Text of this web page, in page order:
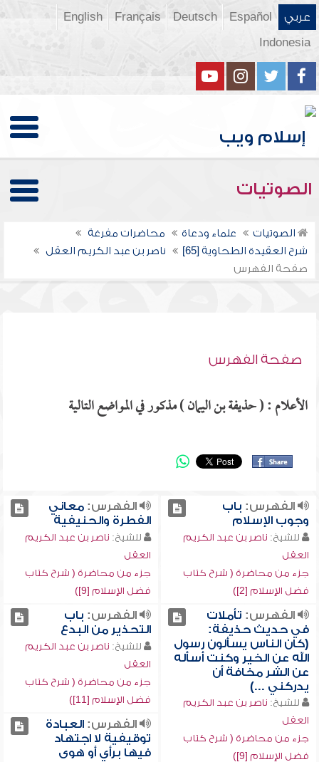
عربي Español
Deutsch
Français
English
Indonesia
الصوتيات
الصوتيات علماء ودعاة
محاضرات مفرغة
شرح العقيدة الطحاوية [65]
ناصر بن عبد الكريم العقل
صفحة الفهرس
صفحة الفهرس
الأعلام : ( حذيفة بن اليمان ) مذكور في المواضع التالية
الفهرس: باب
وجوب الإسلام
للشيخ: ناصر بن عبد الكريم
العقل
جزء من محاضرة ( شرح كتاب
فضل الإسلام [2])
الفهرس:معاني
الفطرة والحنيفية
للشيخ: ناصر بن عبد الكريم
العقل
جزء من محاضرة ( شرح كتاب
فضل الإسلام [9])
الفهرس: تأملات
في حديث حذيفة:
(كان الناس يسألون رسول
الله عن الخير وكنت أسأله
عن الشر مخافة أن
يدركني ...)
للشيخ: ناصر بن عبد الكريم
العقل
جزء من محاضرة ( شرح كتاب
فضل الإسلام [9])
الفهرس: باب
التحذير من البدع
للشيخ: ناصر بن عبد الكريم
العقل
جزء من محاضرة ( شرح كتاب
فضل الإسلام [11])
الفهرس:العبادة
توقيفية لا اجتهاد
فيها برأي أو هوى